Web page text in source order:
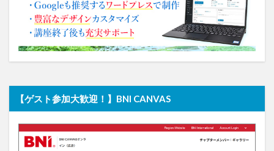
【ゲスト参加大歓迎！】BNI CANVAS